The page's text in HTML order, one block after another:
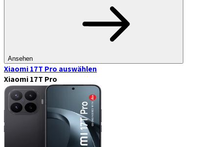
Ansehen
Xiaomi 17T Pro auswählen
Xiaomi 17T Pro